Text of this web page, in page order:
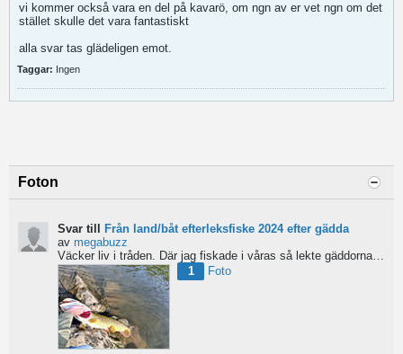
vi kommer också vara en del på kavarö, om ngn av er vet ngn om det
stället skulle det vara fantastiskt
alla svar tas glädeligen emot.
Taggar: Ingen
Foton
Svar till
Från land/båt efterleksfiske 2024 efter gädda
av megabuzz
Väcker liv i tråden. Där jag fiskade i våras så lekte gäddorna från början av mars hela vägen in i juni...
1
Foto